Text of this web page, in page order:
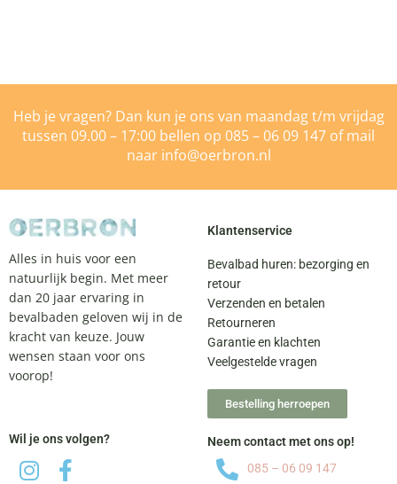
Heb je vragen? Dan kun je ons van maandag t/m vrijdag
tussen 09.00 – 17:00 bellen op 085 – 06 09 147 of mail
naar info@oerbron.nl
Alles in huis voor een
natuurlijk begin. Met meer
dan 20 jaar ervaring in
bevalbaden geloven wij in de
kracht van keuze. Jouw
wensen staan voor ons
voorop!
Wil je ons volgen?
Klantenservice
Bevalbad huren: bezorging en
retour
Verzenden en betalen
Retourneren
Garantie en klachten
Veelgestelde vragen
Bestelling herroepen
Neem contact met ons op!
085 – 06 09 147